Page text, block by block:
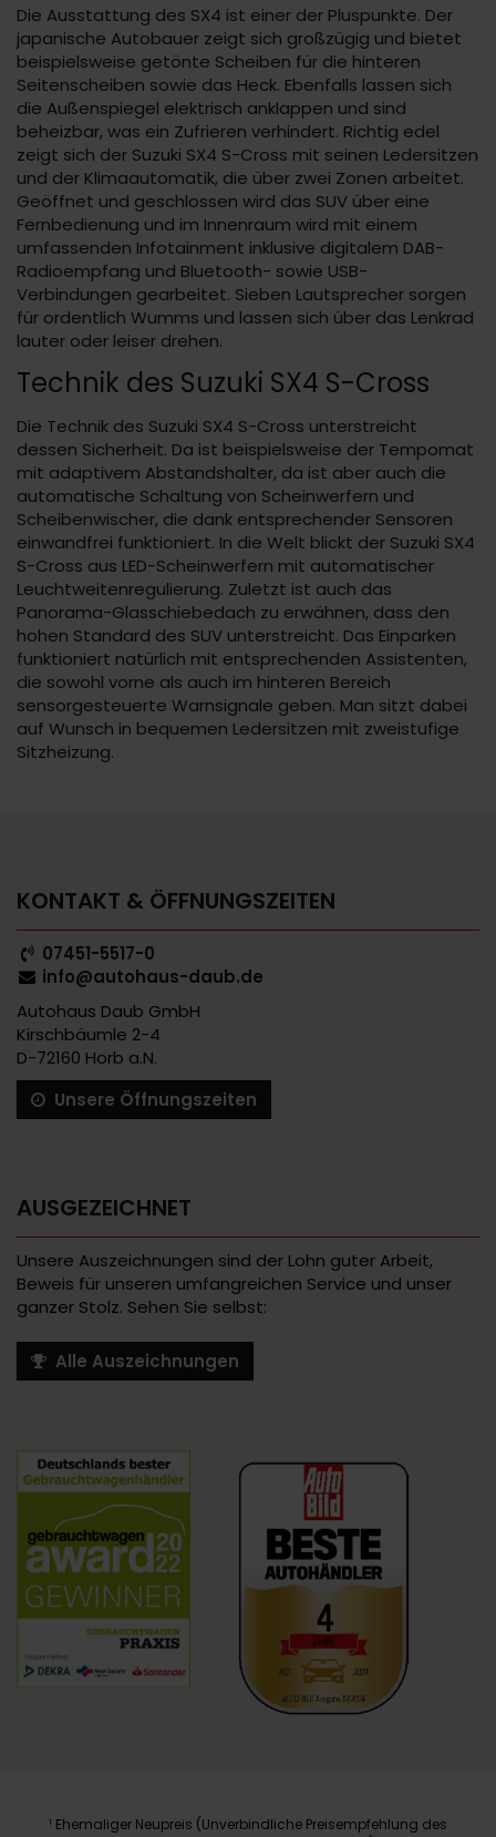
Die Ausstattung des SX4 ist einer der Pluspunkte. Der
japanische Autobauer zeigt sich großzügig und bietet
beispielsweise getönte Scheiben für die hinteren
Seitenscheiben sowie das Heck. Ebenfalls lassen sich
die Außenspiegel elektrisch anklappen und sind
beheizbar, was ein Zufrieren verhindert. Richtig edel
zeigt sich der Suzuki SX4 S-Cross mit seinen Ledersitzen
und der Klimaautomatik, die über zwei Zonen arbeitet.
Geöffnet und geschlossen wird das SUV über eine
Fernbedienung und im Innenraum wird mit einem
umfassenden Infotainment inklusive digitalem DAB-
Radioempfang und Bluetooth- sowie USB-
Verbindungen gearbeitet. Sieben Lautsprecher sorgen
für ordentlich Wumms und lassen sich über das Lenkrad
lauter oder leiser drehen.
Technik des Suzuki SX4 S-Cross
Die Technik des Suzuki SX4 S-Cross unterstreicht
dessen Sicherheit. Da ist beispielsweise der Tempomat
mit adaptivem Abstandshalter, da ist aber auch die
automatische Schaltung von Scheinwerfern und
Scheibenwischer, die dank entsprechender Sensoren
einwandfrei funktioniert. In die Welt blickt der Suzuki SX4
S-Cross aus LED-Scheinwerfern mit automatischer
Leuchtweitenregulierung. Zuletzt ist auch das
Panorama-Glasschiebedach zu erwähnen, dass den
hohen Standard des SUV unterstreicht. Das Einparken
funktioniert natürlich mit entsprechenden Assistenten,
die sowohl vorne als auch im hinteren Bereich
sensorgesteuerte Warnsignale geben. Man sitzt dabei
auf Wunsch in bequemen Ledersitzen mit zweistufige
Sitzheizung.
KONTAKT & ÖFFNUNGSZEITEN
07451-5517-0
info@autohaus-daub.de
Autohaus Daub GmbH
Kirschbäumle 2-4
D-72160 Horb a.N.
Unsere Öffnungszeiten
AUSGEZEICHNET
Unsere Auszeichnungen sind der Lohn guter Arbeit,
Beweis für unseren umfangreichen Service und unser
ganzer Stolz. Sehen Sie selbst:
Alle Auszeichnungen
1 Ehemaliger Neupreis (Unverbindliche Preisempfehlung des